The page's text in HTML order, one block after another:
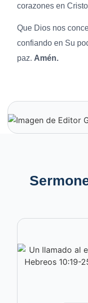
corazones en
Que Dios nos
confiando en Su
paz. Amén.